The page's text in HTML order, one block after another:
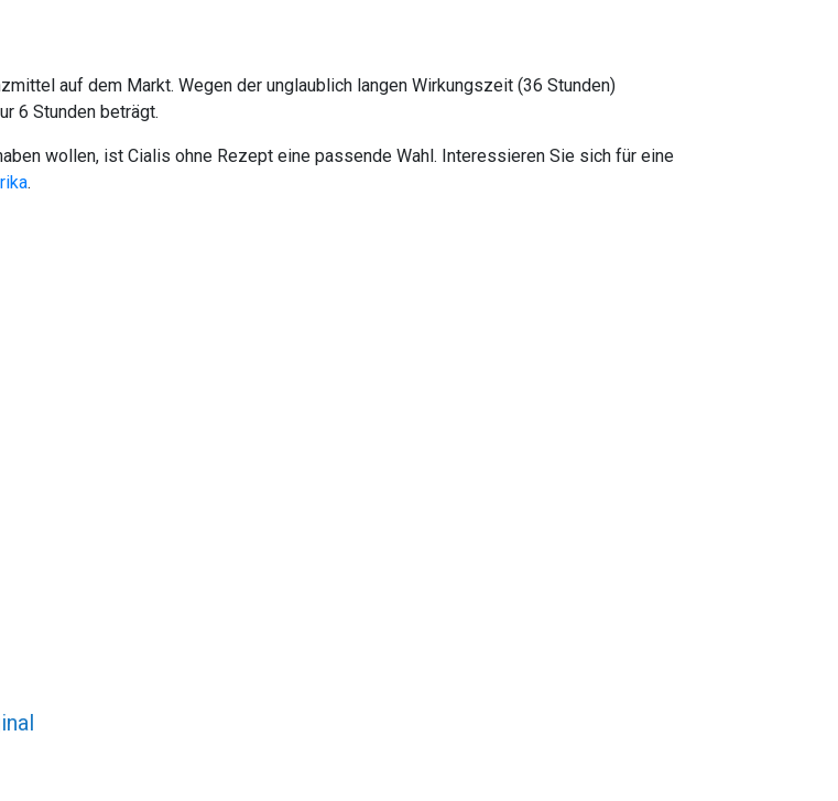
auf dem Markt. Wegen der unglaublich langen Wirkungszeit (36 Stunden)
6 Stunden beträgt.
wollen, ist Cialis ohne Rezept eine passende Wahl. Interessieren Sie sich für eine
.